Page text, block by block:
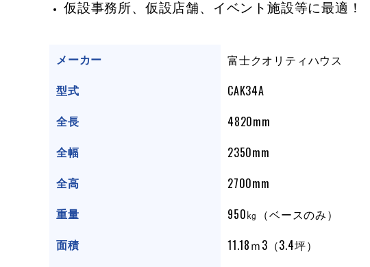
仮設事務所、仮設店舗、イベント施設等に最適！
メーカー 富士クオリティハウス
型式 CAK34A
全長 4820mm
全幅 2350mm
全高 2700mm
重量 950㎏（ベースのみ）
面積 11.18ｍ3（3.4坪）